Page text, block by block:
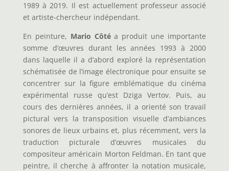
1989 à 2019. Il est actuellement professeur associé
et artiste-chercheur indépendant.
En peinture, Mario Côtéa produit une importante
somme d’œuvres durant les années 1993 à 2000
dans laquelle il a d’abord exploré la représentation
schématisée de l’image électronique pour ensuite se
concentrer sur la figure emblématique du cinéma
expérimental russe qu’est Dziga Vertov. Puis, au
cours des dernières années, il a orienté son travail
pictural vers la transposition visuelle d’ambiances
sonores de lieux urbains et, plus récemment, vers la
traduction picturale d’œuvres musicales du
compositeur américain Morton Feldman. En tant que
peintre, il cherche à affronter la notation musicale,